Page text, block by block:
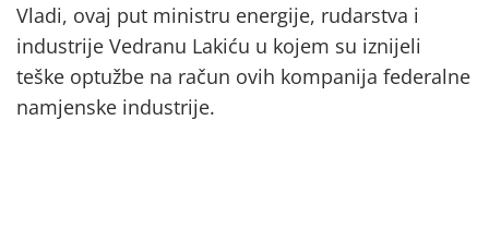
Vladi, ovaj put ministru energije, rudarstva i
industrije Vedranu Lakiću u kojem su iznijeli
teške optužbe na račun ovih kompanija federalne
namjenske industrije.